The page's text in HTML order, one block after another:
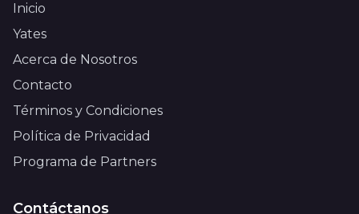
Inicio
Yates
Acerca de Nosotros
Contacto
Términos y Condiciones
Política de Privacidad
Programa de Partners
Contáctanos